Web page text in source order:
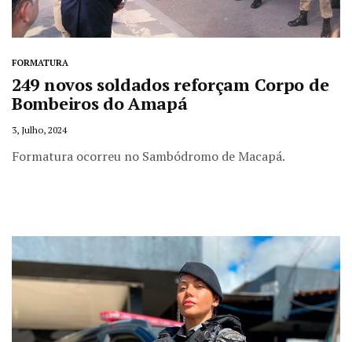
FORMATURA
249 novos soldados reforçam Corpo de
Bombeiros do Amapá
3, Julho, 2024
Formatura ocorreu no Sambódromo de Macapá.